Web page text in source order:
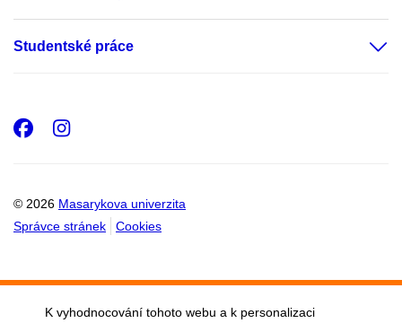
Studentské práce
© 2026 Masarykova univerzita
Správce stránek
Cookies
Facebook
Instagram
K vyhodnocování tohoto webu a k personalizaci